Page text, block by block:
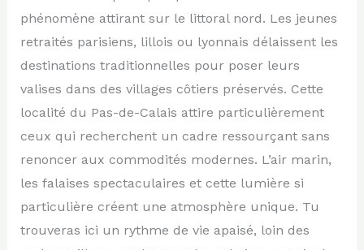
phénomène attirant sur le littoral nord. Les jeunes
retraités parisiens, lillois ou lyonnais délaissent les
destinations traditionnelles pour poser leurs
valises dans des villages côtiers préservés. Cette
localité du Pas-de-Calais attire particulièrement
ceux qui recherchent un cadre ressourçant sans
renoncer aux commodités modernes. L’air marin,
les falaises spectaculaires et cette lumière si
particulière créent une atmosphère unique. Tu
trouveras ici un rythme de vie apaisé, loin des